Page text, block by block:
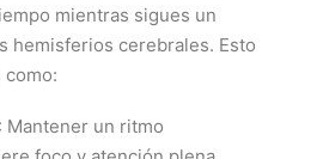
mientras sigues un
hemisferios cerebrales. Esto
como:
Mantener un ritmo